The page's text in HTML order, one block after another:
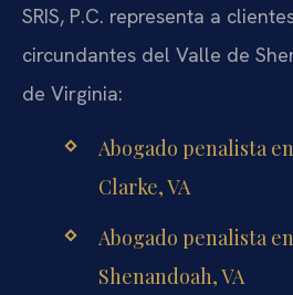
SRIS, P.C. representa a
circundantes del Valle de
de Virginia:
Abogado penalista
Clarke, VA
Abogado penalista
Shenandoah, VA